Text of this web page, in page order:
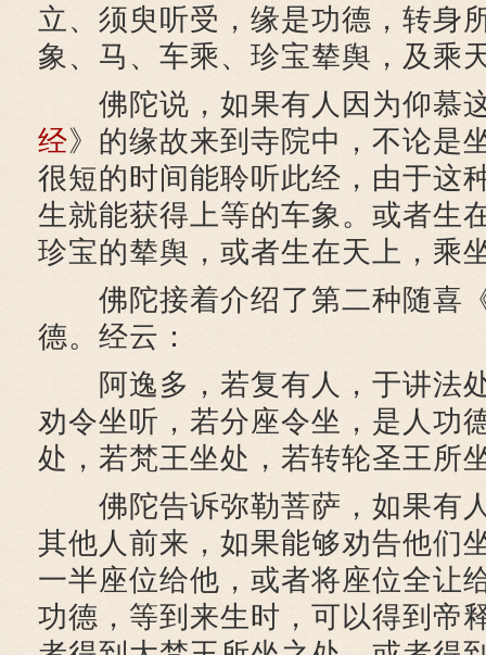
立、须臾听受，缘是功德，转身
象、马、车乘、珍宝辇舆，及乘
佛陀说，如果有人因为仰慕
经》的缘故来到寺院中，不论是
很短的时间能聆听此经，由于这
生就能获得上等的车象。或者生
珍宝的辇舆，或者生在天上，乘
佛陀接着介绍了第二种随喜
德。经云：
阿逸多，若复有人，于讲法
劝令坐听，若分座令坐，是人功
处，若梵王坐处，若转轮圣王所
佛陀告诉弥勒菩萨，如果有
其他人前来，如果能够劝告他们
一半座位给他，或者将座位全让
功德，等到来生时，可以得到帝